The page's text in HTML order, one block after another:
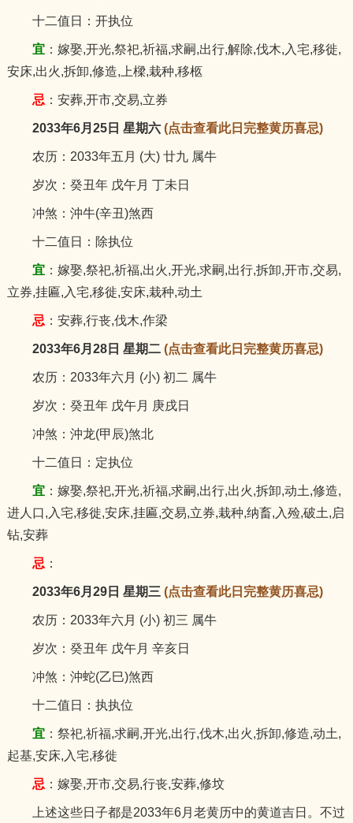
十二值日：开执位
宜：嫁娶,开光,祭祀,祈福,求嗣,出行,解除,伐木,入宅,移徙,
安床,出火,拆卸,修造,上樑,栽种,移柩
忌 ：安葬,开市,交易,立券
2033年6月25日 星期六 (点击查看此日完整黄历喜忌)
农历：2033年五月 (大) 廿九 属牛
岁次：癸丑年 戊午月 丁未日
冲煞：沖牛(辛丑)煞西
十二值日：除执位
宜：嫁娶,祭祀,祈福,出火,开光,求嗣,出行,拆卸,开市,交易,
立券,挂匾,入宅,移徙,安床,栽种,动土
忌 ：安葬,行丧,伐木,作梁
2033年6月28日 星期二 (点击查看此日完整黄历喜忌)
农历：2033年六月 (小) 初二 属牛
岁次：癸丑年 戊午月 庚戌日
冲煞：沖龙(甲辰)煞北
十二值日：定执位
宜：嫁娶,祭祀,开光,祈福,求嗣,出行,出火,拆卸,动土,修造,
进人口,入宅,移徙,安床,挂匾,交易,立券,栽种,纳畜,入殓,破土,启
钻,安葬
忌 ：
2033年6月29日 星期三 (点击查看此日完整黄历喜忌)
农历：2033年六月 (小) 初三 属牛
岁次：癸丑年 戊午月 辛亥日
冲煞：沖蛇(乙巳)煞西
十二值日：执执位
宜：祭祀,祈福,求嗣,开光,出行,伐木,出火,拆卸,修造,动土,
起基,安床,入宅,移徙
忌 ：嫁娶,开市,交易,行丧,安葬,修坟
上述这些日子都是2033年6月老黄历中的黄道吉日。不过